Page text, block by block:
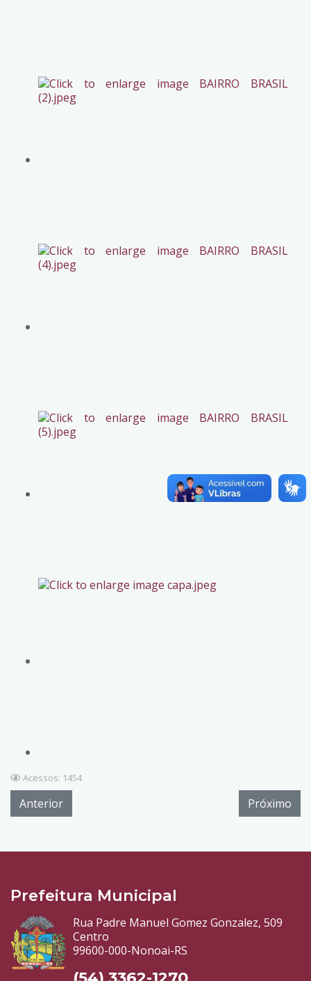
Acessos: 1454
Anterior Próximo
Prefeitura Municipal
Rua Padre Manuel Gomez Gonzalez, 509
Centro
99600-000-Nonoai-RS